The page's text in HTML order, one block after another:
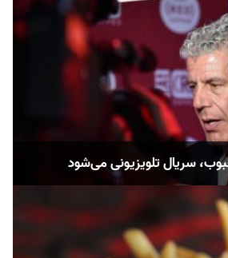
سریال تلویزیونی می‌شود